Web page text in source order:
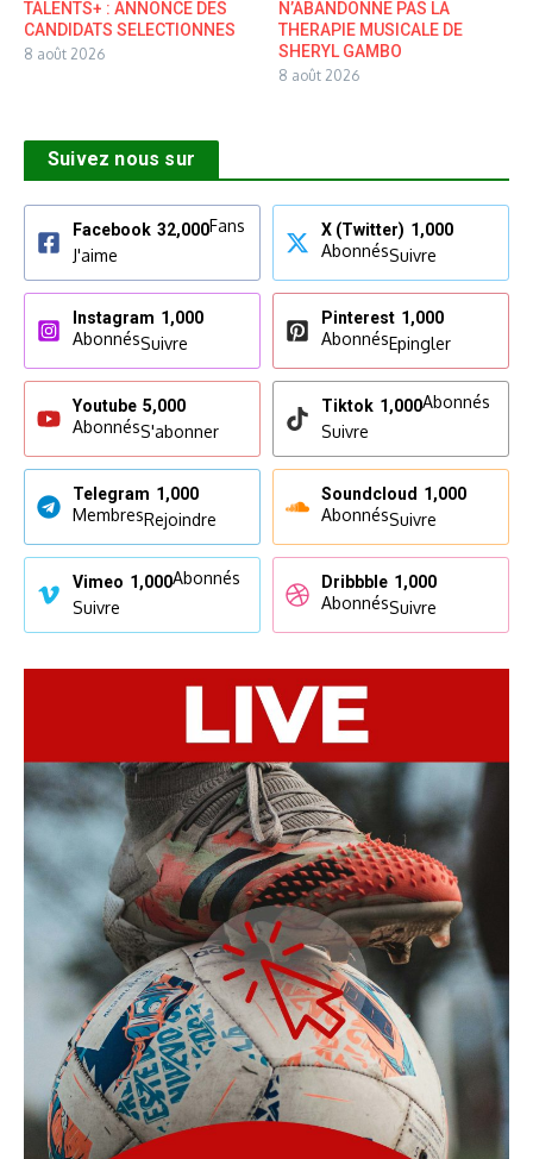
TALENTS+ : ANNONCE DES
CANDIDATS SELECTIONNES
8 août 2026
N’ABANDONNE PAS LA
THERAPIE MUSICALE DE
SHERYL GAMBO
8 août 2026
Suivez nous sur
Facebook 32,000Fans
J'aime
X (Twitter) 1,000
AbonnésSuivre
Instagram 1,000
AbonnésSuivre
Pinterest 1,000
AbonnésEpingler
Youtube 5,000
AbonnésS'abonner
Tiktok 1,000Abonnés
Suivre
Telegram 1,000
MembresRejoindre
Soundcloud 1,000
AbonnésSuivre
Vimeo 1,000Abonnés
Suivre
Dribbble 1,000
AbonnésSuivre